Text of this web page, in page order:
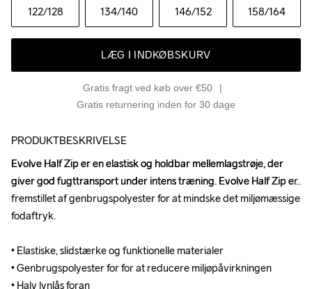
122/128 134/140 146/152 158/164
LÆG I INDKØBSKURV
Gratis fragt ved køb over €50
Gratis returnering inden for 30 dage
PRODUKTBESKRIVELSE
Evolve Half Zip er en elastisk og holdbar mellemlagstrøje, der
giver god fugttransport under intens træning. Evolve Half Zip er
fremstillet af genbrugspolyester for at mindske det miljømæssige
fodaftryk.
• Elastiske, slidstærke og funktionelle materialer
• Genbrugspolyester for for at reducere miljøpåvirkningen
• Halv lynlås foran
Evolve Half Zip er en elastisk og holdbar mellemlagstrøje, der
giver god fugttransport under intens træning. Evolve Half Zip er
fremstillet af genbrugspolyester for at mindske det miljømæssige
fodaftryk.
• Elastiske, slidstærke og funktionelle materialer
• Genbrugspolyester for for at reducere miljøpåvirkningen
• Halv lynlås foran